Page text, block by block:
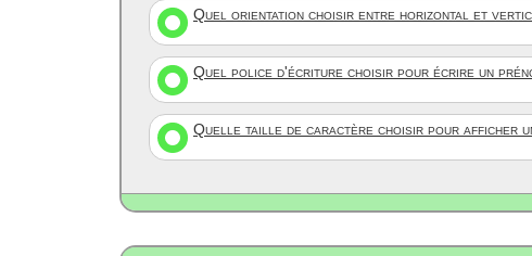
Quel orientation choisir entre horizontal et
Quel police d'écriture choisir pour écrire un
Quelle taille de caractère choisir pour afficher